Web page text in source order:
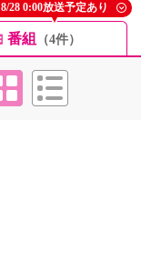
番組 （4件）
8/28 0:00放送予定あり
タイル